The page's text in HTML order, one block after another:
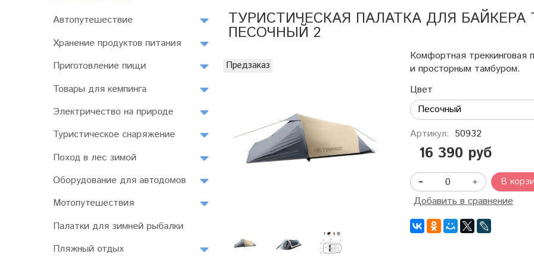
ТУРИСТИЧЕСКАЯ ПАЛАТКА ДЛЯ БАЙКЕРА
ПЕСОЧНЫЙ 2
Предзаказ
Комфортная треккинговая
и просторным тамбуром.
Цвет
Артикул: 50932
16 390 руб
В
Добавить в сравнение
Автопутешествие
Хранение продуктов питания
Приготовление пищи
Товары для кемпинга
Электричество на природе
Туристическое снаряжение
Поход в лес зимой
Оборудование для автодомов
Мотопутешествия
Палатки для зимней рыбалки
Пляжный отдых